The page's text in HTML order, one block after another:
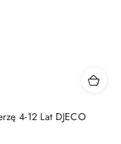
4-12 Lat DJECO